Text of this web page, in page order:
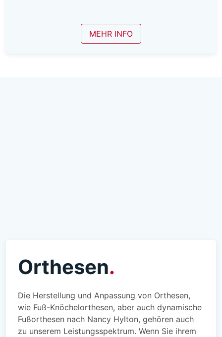
MEHR INFO
Orthesen
Die Herstellung und Anpassung von Orthesen,
wie Fuß-Knöchelorthesen, aber auch dynamische
Fußorthesen nach Nancy Hylton, gehören auch
zu unserem Leistungsspektrum. Wenn Sie ihrem